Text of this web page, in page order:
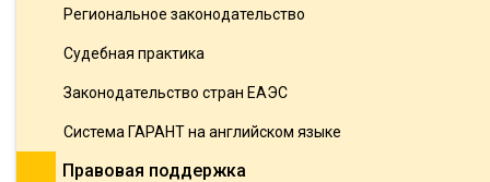
Региональное законодательство
Судебная практика
Законодательство стран ЕАЭС
Система ГАРАНТ на английском языке
Правовая поддержка